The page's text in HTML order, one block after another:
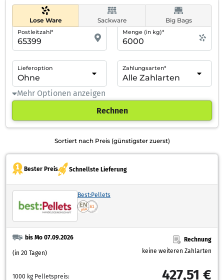
Lose Ware Sackware Big Bags
Postleitzahl* Menge (in kg)*
Lieferoption Zahlungsarten*
Mehr Optionen anzeigen
Rechnen
Sortiert nach Preis (günstigster zuerst)
Bester Preis Schnellste Lieferung
Best:Pellets
bis Mo 07.09.2026
(in 20 Tagen)
Rechnung
keine weiteren Zahlarten
1000 kg Pelletspreis: 427,51 €